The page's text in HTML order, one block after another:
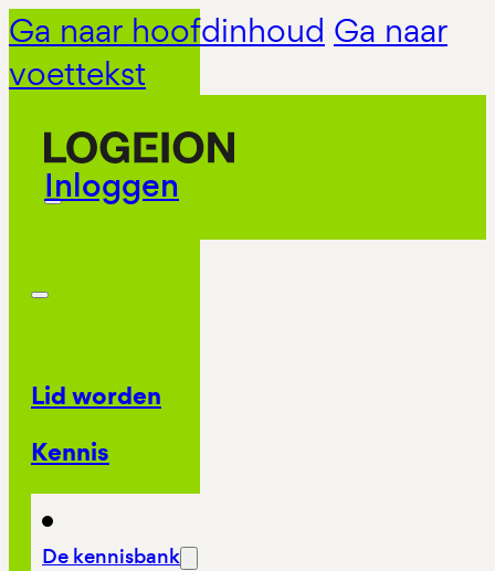
Ga naar hoofdinhoud Ga naar
voettekst
Inloggen
Lid worden
Kennis
De kennisbank